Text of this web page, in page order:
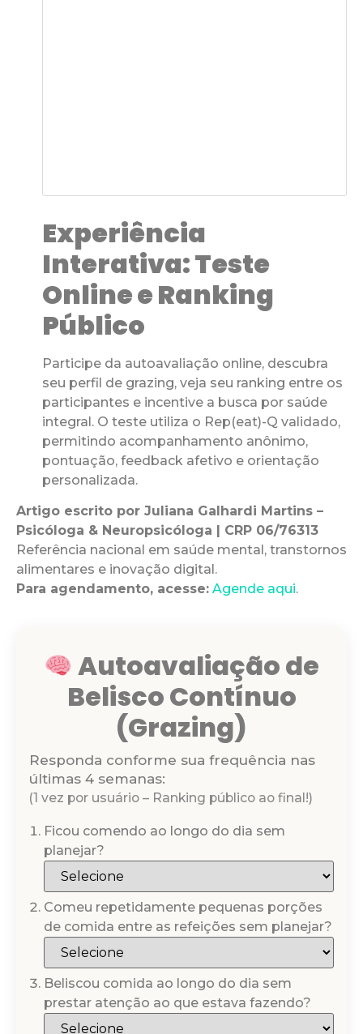
Experiência
Interativa: Teste
Online e Ranking
Público
Participe da autoavaliação online, descubra
seu perfil de grazing, veja seu ranking entre os
participantes e incentive a busca por saúde
integral. O teste utiliza o Rep(eat)-Q validado,
permitindo acompanhamento anônimo,
pontuação, feedback afetivo e orientação
personalizada.
Artigo escrito por Juliana Galhardi Martins –
Psicóloga & Neuropsicóloga | CRP 06/76313
Referência nacional em saúde mental, transtornos
alimentares e inovação digital.
Para agendamento, acesse: Agende aqui.
Autoavaliação de
Belisco Contínuo
(Grazing)
Responda conforme sua frequência nas
últimas 4 semanas:
(1 vez por usuário – Ranking público ao final!)
Ficou comendo ao longo do dia sem
planejar?
Comeu repetidamente pequenas porções
de comida entre as refeições sem planejar?
Beliscou comida ao longo do dia sem
prestar atenção ao que estava fazendo?